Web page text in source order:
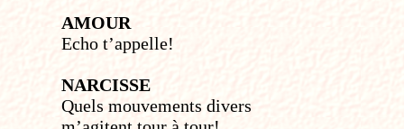
AMOUR
Echo t’appelle!
NARCISSE
Quels mouvements divers